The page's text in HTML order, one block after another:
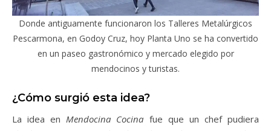
Donde antiguamente funcionaron los Talleres Metalúrgicos
Pescarmona, en Godoy Cruz, hoy Planta Uno se ha convertido
en un paseo gastronómico y mercado elegido por
mendocinos y turistas.
¿Cómo surgió esta idea?
La idea en Mendocina Cocina fue que un chef pudiera